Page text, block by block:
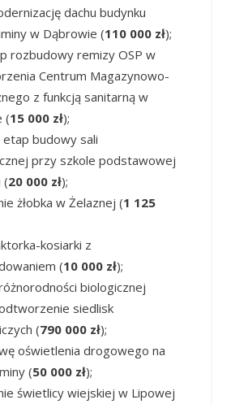
dachu budynku
w Dąbrowie (110 000 zł);
rozbudowy remizy OSP w
Centrum Magazynowo-
z funkcją sanitarną w
(15 000 zł);
budowy sali
przy szkole podstawowej
(20 000 zł);
żłobka w Żelaznej (1 125
kosiarki z
(10 000 zł);
biologicznej
siedlisk
(790 000 zł);
oświetlenia drogowego na
(50 000 zł);
świetlicy wiejskiej w Lipowej